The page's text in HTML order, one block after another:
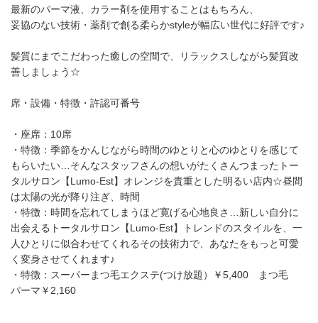
最新のパーマ液、カラー剤を使用することはもちろん、
妥協のない技術・薬剤で創る柔らかstyleが幅広い世代に好評です♪
髪質にまでこだわった癒しの空間で、リラックスしながら髪質改
善しましょう☆
席・設備・特徴・許認可番号
・座席：10席
・特徴：季節をかんじながら時間のゆとりと心のゆとりを感じて
もらいたい…そんなスタッフさんの想いがたくさんつまったトー
タルサロン【Lumo-Est】オレンジを貴重とした明るい店内☆昼間
は太陽の光が降り注ぎ、時間
・特徴：時間を忘れてしまうほど寛げる心地良さ…新しい自分に
出会えるトータルサロン【Lumo-Est】トレンドのスタイルを、一
人ひとりに似合わせてくれるその技術力で、あなたをもっと可愛
く変身させてくれます♪
・特徴：スーパーまつ毛エクステ(つけ放題）￥5,400 まつ毛
パーマ￥2,160